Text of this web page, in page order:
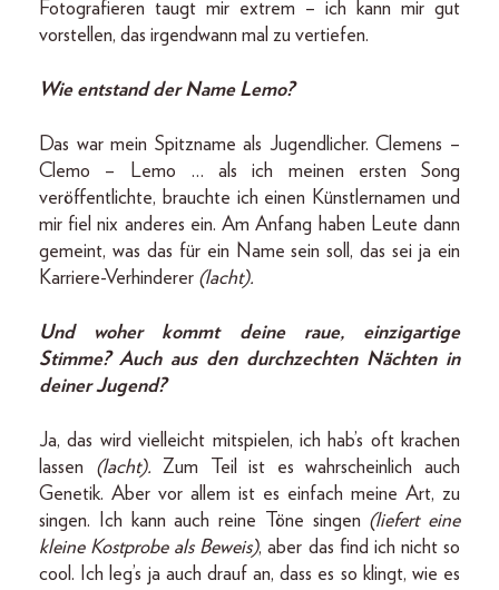
Fotografieren taugt mir extrem – ich kann mir gut
vorstellen, das irgendwann mal zu vertiefen.
Wie entstand der Name Lemo?
Das war mein Spitzname als Jugendlicher. Clemens –
Clemo – Lemo … als ich meinen ersten Song
veröffentlichte, brauchte ich einen Künstlernamen und
mir fiel nix anderes ein. Am Anfang haben Leute dann
gemeint, was das für ein Name sein soll, das sei ja ein
Karriere-Verhinderer (lacht).
Und woher kommt deine raue, einzigartige
Stimme? Auch aus den durchzechten Nächten in
deiner Jugend?
Ja, das wird vielleicht mitspielen, ich hab’s oft krachen
lassen (lacht). Zum Teil ist es wahrscheinlich auch
Genetik. Aber vor allem ist es einfach meine Art, zu
singen. Ich kann auch reine Töne singen (liefert eine
kleine Kostprobe als Beweis), aber das find ich nicht so
cool. Ich leg’s ja auch drauf an, dass es so klingt, wie es